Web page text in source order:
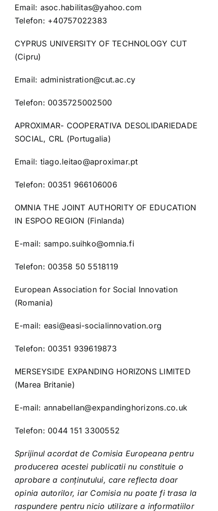
Email: asoc.habilitas@yahoo.com
Telefon: +40757022383
CYPRUS UNIVERSITY OF TECHNOLOGY CUT
(Cipru)
Email: administration@cut.ac.cy
Telefon: 0035725002500
APROXIMAR- COOPERATIVA DESOLIDARIEDADE
SOCIAL, CRL (Portugalia)
Email: tiago.leitao@aproximar.pt
Telefon: 00351 966106006
OMNIA THE JOINT AUTHORITY OF EDUCATION
IN ESPOO REGION (Finlanda)
E-mail: sampo.suihko@omnia.fi
Telefon: 00358 50 5518119
European Association for Social Innovation
(Romania)
E-mail: easi@easi-socialinnovation.org
Telefon: 00351 939619873
MERSEYSIDE EXPANDING HORIZONS LIMITED
(Marea Britanie)
E-mail: annabellan@expandinghorizons.co.uk
Telefon: 0044 151 3300552
Sprijinul acordat de Comisia Europeana pentru
producerea acestei publicatii nu constituie o
aprobare a conținutului, care reflecta doar
opinia autorilor, iar Comisia nu poate fi trasa la
raspundere pentru nicio utilizare a informatiilor